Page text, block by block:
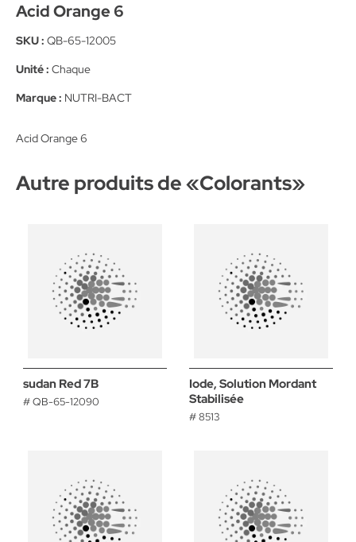
Acid Orange 6
SKU : QB-65-12005
Unité : Chaque
Marque : NUTRI-BACT
Acid Orange 6
Autre produits de «Colorants»
sudan Red 7B
# QB-65-12090
Iode, Solution Mordant
Stabilisée
# 8513